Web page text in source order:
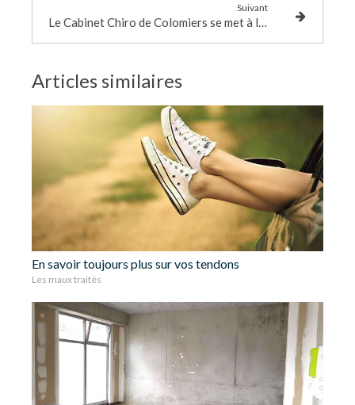
Suivant
Le Cabinet Chiro de Colomiers se met à la Pédiatrie !
Articles similaires
En savoir toujours plus sur vos tendons
Les maux traités